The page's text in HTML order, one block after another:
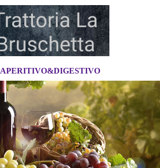
APERITIVO&DIGESTIVO